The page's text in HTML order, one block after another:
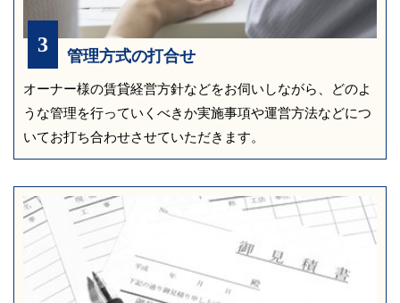
3 管理方式の打合せ
オーナー様の賃貸経営方針などをお伺いしながら、どのよ
うな管理を行っていくべきか実施事項や運営方法などにつ
いてお打ち合わせさせていただきます。